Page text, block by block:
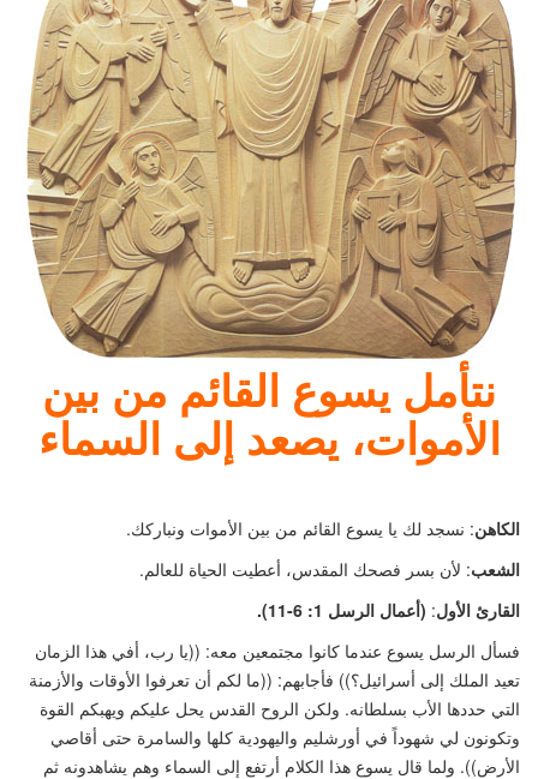
نتأمل يسوع القائم من بين
الأموات، يصعد إلى السماء
الكاهن: نسجد لك يا يسوع القائم من بين الأموات ونباركك.
الشعب: لأن بسر فصحك المقدس، أعطيت الحياة للعالم.
القارئ الأول:
(أعمال الرسل 1: 6-11).
فسأل الرسل يسوع عندما كانوا مجتمعين معه: ((يا رب، أفي هذا الزمان
تعيد الملك إلى أسرائيل؟)) فأجابهم: ((ما لكم أن تعرفوا الأوقات والأزمنة
التي حددها الأب بسلطانه. ولكن الروح القدس يحل عليكم ويهبكم القوة
وتكونون لي شهوداً في أورشليم واليهودية كلها والسامرة حتى أقاصي
الأرض)). ولما قال يسوع هذا الكلام أرتفع إلى السماء وهم يشاهدونه ثم